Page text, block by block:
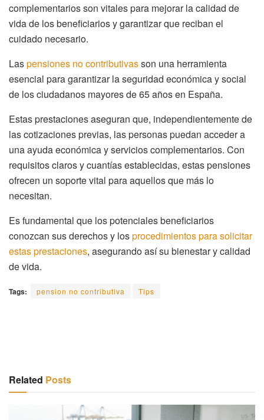
complementarios son vitales para mejorar la calidad de
vida de los beneficiarios y garantizar que reciban el
cuidado necesario.
Laspensiones no contributivasson una herramienta
esencial para garantizar la seguridad económica y social
de los ciudadanos mayores de 65 años en España.
Estas prestaciones aseguran que, independientemente de
las cotizaciones previas, las personas puedan acceder a
una ayuda económica y servicios complementarios. Con
requisitos claros y cuantías establecidas, estas pensiones
ofrecen un soporte vital para aquellos que más lo
necesitan.
Es fundamental que los potenciales beneficiarios
conozcan sus derechos y losprocedimientos para solicitar
estas prestaciones, asegurando así su bienestar y calidad
de vida.
Tags: pension no contributiva Tips
Related Posts